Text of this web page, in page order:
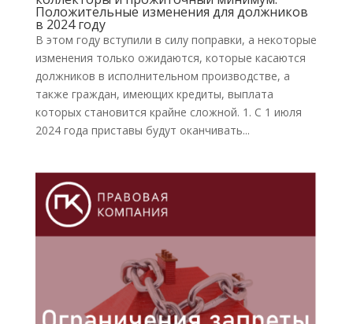
Положительные изменения для должников
в 2024 году
В этом году вступили в силу поправки, а некоторые
изменения только ожидаются, которые касаются
должников в исполнительном производстве, а
также граждан, имеющих кредиты, выплата
которых становится крайне сложной. 1. С 1 июля
2024 года приставы будут оканчивать...